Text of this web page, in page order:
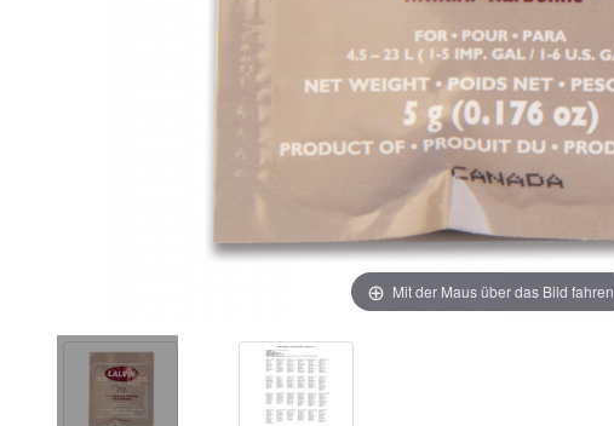
Mit der Maus über das Bild fahren